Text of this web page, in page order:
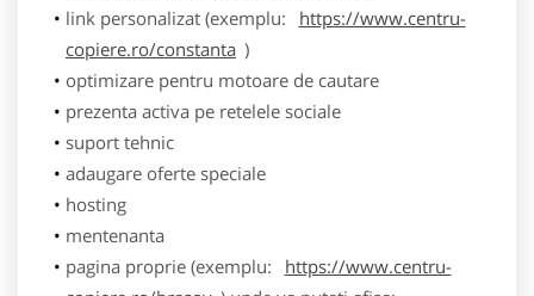
link personalizat (exemplu:
https://www.centru-
copiere.ro/constanta )
optimizare pentru motoare de cautare
prezenta activa pe retelele sociale
suport tehnic
adaugare oferte speciale
hosting
mentenanta
pagina proprie (exemplu:
https://www.centru-